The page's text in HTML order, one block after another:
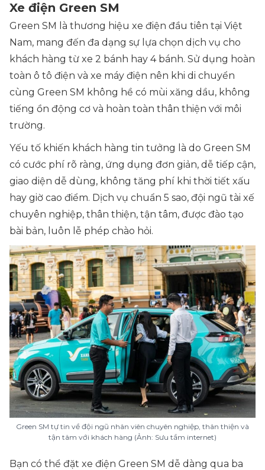
Xe điện Green SM
Green SM là thương hiệu xe điện đầu tiên tại Việt
Nam, mang đến đa dạng sự lựa chọn dịch vụ cho
khách hàng từ xe 2 bánh hay 4 bánh. Sử dụng hoàn
toàn ô tô điện và xe máy điện nên khi di chuyển
cùng Green SM không hề có mùi xăng dầu, không
tiếng ồn động cơ và hoàn toàn thân thiện với môi
trường.
Yếu tố khiến khách hàng tin tưởng là do Green SM
có cước phí rõ ràng, ứng dụng đơn giản, dễ tiếp cận,
giao diện dễ dùng, không tăng phí khi thời tiết xấu
hay giờ cao điểm. Dịch vụ chuẩn 5 sao, đội ngũ tài xế
chuyên nghiệp, thân thiện, tận tâm, được đào tạo
bài bản, luôn lễ phép chào hỏi.
Green SM tự tin về đội ngũ nhân viên chuyên nghiệp, thân thiện và
tận tâm với khách hàng (Ảnh: Sưu tầm internet)
Bạn có thể đặt xe điện Green SM dễ dàng qua ba